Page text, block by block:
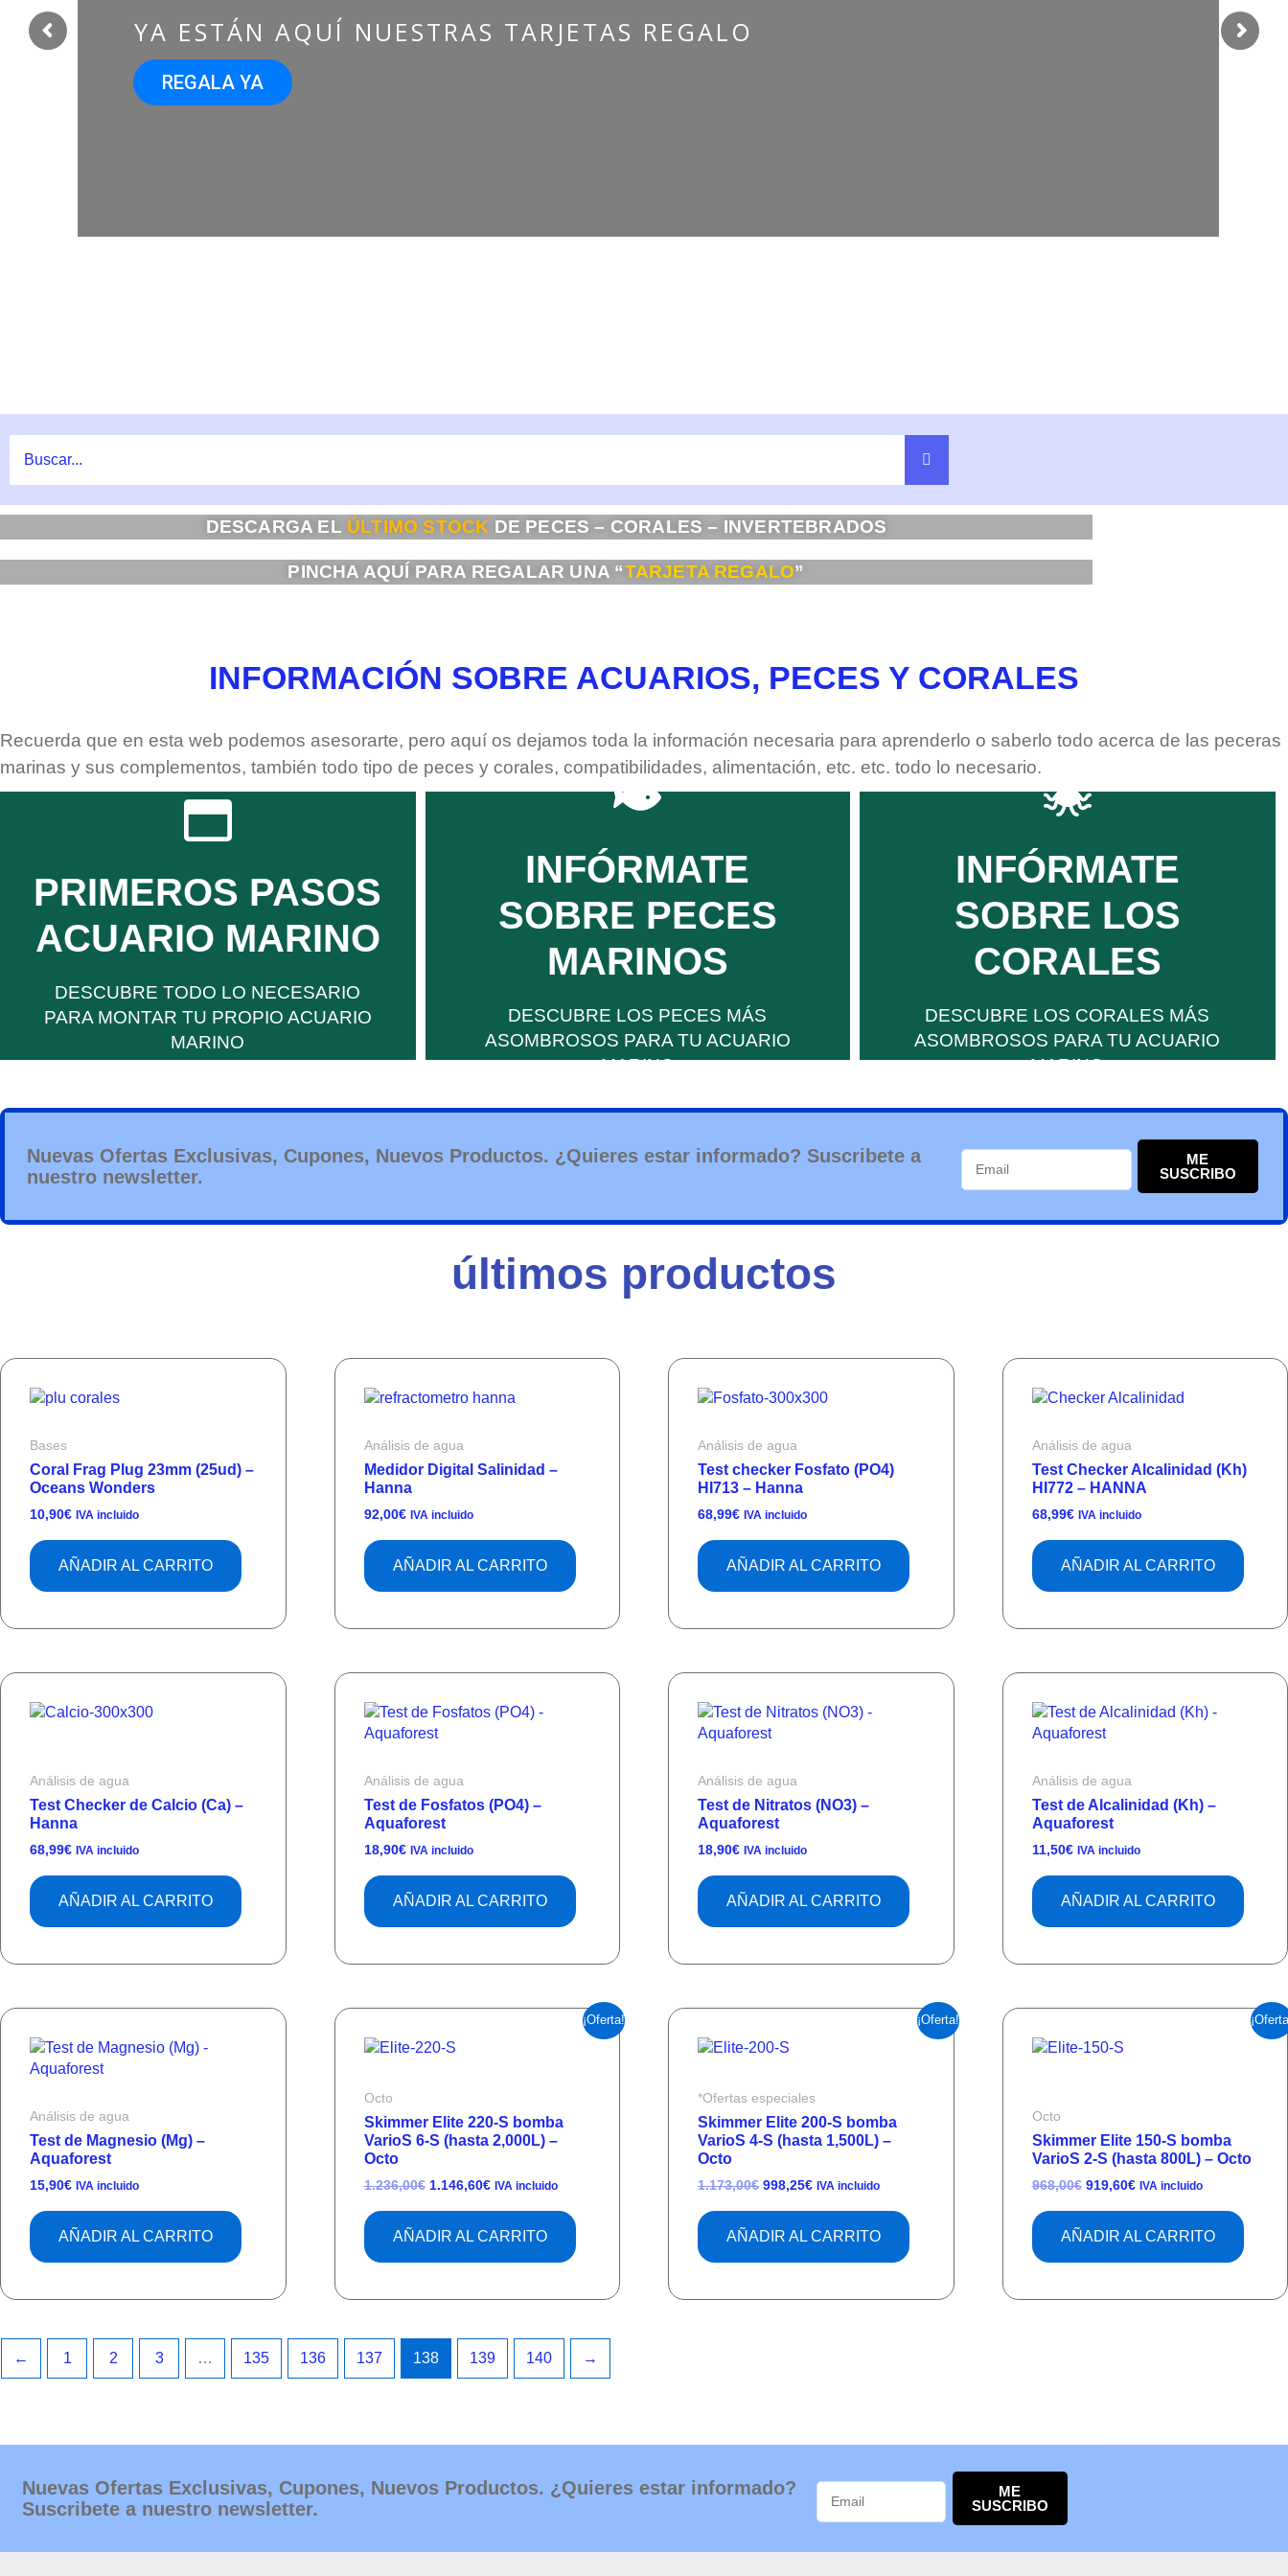
REGALA YA
YA ESTÁN AQUÍ NUESTRAS TARJETAS REGALO
DESCARGA EL ÚLTIMO STOCK DE PECES – CORALES – INVERTEBRADOS
PINCHA AQUÍ PARA REGALAR UNA “TARJETA REGALO”
INFORMACIÓN SOBRE ACUARIOS, PECES Y CORALES
Recuerda que en esta web podemos asesorarte, pero aquí os dejamos toda la información necesaria para aprenderlo o saberlo todo acerca de las peceras
marinas y sus complementos, también todo tipo de peces y corales, compatibilidades, alimentación, etc. etc. todo lo necesario.
PRIMEROS PASOS
ACUARIO MARINO
DESCUBRE TODO LO NECESARIO
PARA MONTAR TU PROPIO ACUARIO
MARINO
ACUARIOS
acuario marino, entra y descúbrelo todo.
CLIC AQUÍ
INFÓRMATE
SOBRE PECES
MARINOS
DESCUBRE LOS PECES MÁS
ASOMBROSOS PARA TU ACUARIO
MARINO
PECES MARINOS
TODO LO QUE NECESITAS SABER
ACERCA DE LOS PECES MARINOS,
INFORMACIÓN.
CLIC AQUÍ
INFÓRMATE
SOBRE LOS
CORALES
DESCUBRE LOS CORALES MÁS
ASOMBROSOS PARA TU ACUARIO
MARINO
CORALES
MARINOS
TODO LO QUE NECESITAS SABER
ACERCA DE LOS CORALES MARINOS,
INFORMACIÓN.
Nuevas Ofertas Exclusivas, Cupones, Nuevos Productos. ¿Quieres estar informado? Suscribete a
nuestro newsletter.
ME
SUSCRIBO
últimos productos
Bases
Coral Frag Plug 23mm (25ud) –
Oceans Wonders
10,90€ IVA incluido
AÑADIR AL CARRITO
Análisis de agua
Medidor Digital Salinidad –
Hanna
92,00€ IVA incluido
AÑADIR AL CARRITO
Análisis de agua
Test checker Fosfato (PO4)
HI713 – Hanna
68,99€ IVA incluido
AÑADIR AL CARRITO
Análisis de agua
Test Checker Alcalinidad (Kh)
HI772 – HANNA
68,99€ IVA incluido
AÑADIR AL CARRITO
Análisis de agua
Test Checker de Calcio (Ca) –
Hanna
68,99€ IVA incluido
AÑADIR AL CARRITO
Análisis de agua
Test de Fosfatos (PO4) –
Aquaforest
18,90€ IVA incluido
AÑADIR AL CARRITO
Análisis de agua
Test de Nitratos (NO3) –
Aquaforest
18,90€ IVA incluido
AÑADIR AL CARRITO
Análisis de agua
Test de Alcalinidad (Kh) –
Aquaforest
11,50€ IVA incluido
AÑADIR AL CARRITO
Análisis de agua
Test de Magnesio (Mg) –
Aquaforest
15,90€ IVA incluido
AÑADIR AL CARRITO
¡Oferta!
Octo
Skimmer Elite 220-S bomba
VarioS 6-S (hasta 2,000L) –
Octo
1.236,00€
original
1.146,60€ IVA incluido
AÑADIR AL CARRITO
¡Oferta!
*Ofertas especiales
Skimmer Elite 200-S bomba
VarioS 4-S (hasta 1,500L) –
Octo
1.173,00€
original
998,25€ IVA incluido
AÑADIR AL CARRITO
Octo
Skimmer Elite 150-S bomba
VarioS 2-S (hasta 800L) – Octo
968,00€
original
919,60€ IVA incluido
AÑADIR AL CARRITO
← 1 2 3 … 135 136 137 138 139 140 →
Nuevas Ofertas Exclusivas, Cupones, Nuevos Productos. ¿Quieres estar informado?
Suscribete a nuestro newsletter.
ME
SUSCRIBO